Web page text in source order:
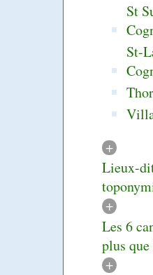
St
St-
+
Lieux-
+
Les 6
plus que
+